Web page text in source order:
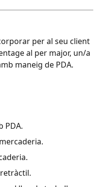
per al seu client
al per major, un/a
maneig de PDA.
PDA.